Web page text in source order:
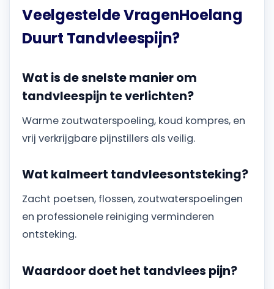
Veelgestelde VragenHoelang
Duurt Tandvleespijn?
Wat is de snelste manier om
tandvleespijn te verlichten?
Warme zoutwaterspoeling, koud kompres, en
vrij verkrijgbare pijnstillers als veilig.
Wat kalmeert tandvleesontsteking?
Zacht poetsen, flossen, zoutwaterspoelingen
en professionele reiniging verminderen
ontsteking.
Waardoor doet het tandvlees pijn?